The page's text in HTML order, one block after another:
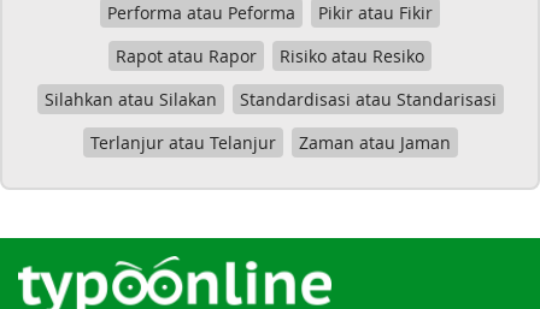
Performa atau Peforma
Pikir atau Fikir
Rapot atau Rapor
Risiko atau Resiko
Silahkan atau Silakan
Standardisasi atau Standarisasi
Terlanjur atau Telanjur
Zaman atau Jaman